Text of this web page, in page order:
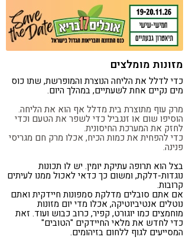
מזונות מומלצים
כדי לדלל את הליחה הנוצרת והמופרשת, שתו כוס
מים נקיים אחת לשעתיים, במהלך היום.
מרק עוף מתוצרת בית מדלל אף הוא את הליחה.
הוסיפו שום או זנגביל כדי לשפר את הטעם וכדי
לחזק את המערכת החיסונית.
כדי להפחית את כמות הכיח, אכלו מרק חם מגריסי
פנינה.
בצל הוא תרופה עתיקת יומין. יש לו תכונות
נוגדות-דלקת, ומשום כך כדאי לאכול ממנו לעיתים
קרובות.
אם אתם סובלים מדלקת סמפונות חיידקית ואתם
נוטלים אנטיביוטיקה, אכלו מדי יום מזונות
מוחמצים כמו יוגורט, קפיר, כרוב כבוש ועוד. זאת
כדי לחדש את מלאי החיידקים "הטובים"
המסייעים לגוף ללחום בזיהומים.